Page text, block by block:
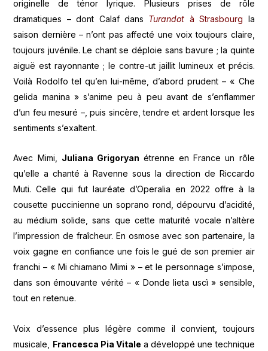
originelle de ténor lyrique. Plusieurs prises de rôle
dramatiques – dont Calaf dans Turandot à Strasbourg la
saison dernière – n’ont pas affecté une voix toujours claire,
toujours juvénile. Le chant se déploie sans bavure ; la quinte
aiguë est rayonnante ; le contre-ut jaillit lumineux et précis.
Voilà Rodolfo tel qu’en lui-même, d’abord prudent – « Che
gelida manina » s’anime peu à peu avant de s’enflammer
d’un feu mesuré –, puis sincère, tendre et ardent lorsque les
sentiments s’exaltent.
Avec Mimi, Juliana Grigoryan étrenne en France un rôle
qu’elle a chanté à Ravenne sous la direction de Riccardo
Muti. Celle qui fut lauréate d’Operalia en 2022 offre à la
cousette puccinienne un soprano rond, dépourvu d’acidité,
au médium solide, sans que cette maturité vocale n’altère
l’impression de fraîcheur. En osmose avec son partenaire, la
voix gagne en confiance une fois le gué de son premier air
franchi – « Mi chiamano Mimi » – et le personnage s’impose,
dans son émouvante vérité – « Donde lieta uscì » sensible,
tout en retenue.
Voix d’essence plus légère comme il convient, toujours
musicale, Francesca Pia Vitale a développé une technique